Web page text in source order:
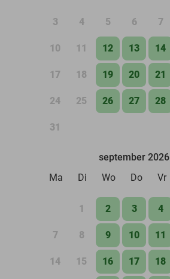
3 4 5 6 7
10 11 12 13 14
17 18 19 20 21
24 25 26 27 28
31
september 2026
Ma
Di Wo Do Vr
1 2 3 4
7 8 9 10 11
14 15 16 17 18